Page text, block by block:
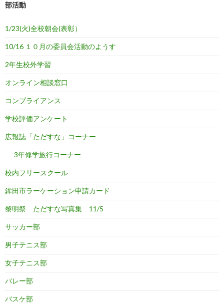
部活動
1/23(火)全校朝会(表彰）
10/16 １０月の委員会活動のようす
2年生校外学習
オンライン相談窓口
コンプライアンス
学校評価アンケート
広報誌「ただすな」コーナー
3年修学旅行コーナー
校内フリースクール
鉾田市ラーケーション申請カード
黎明祭 ただすな写真集 11/5
サッカー部
男子テニス部
女子テニス部
バレー部
バスケ部